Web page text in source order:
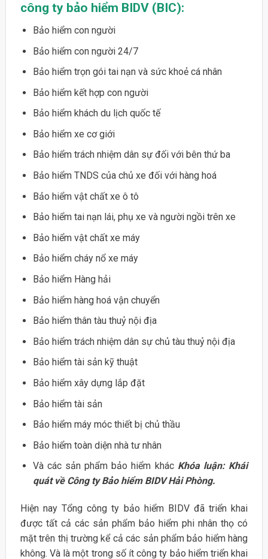
công ty bảo hiểm BIDV (BIC):
Bảo hiểm con người
Bảo hiểm con người 24/7
Bảo hiểm trọn gói tai nạn và sức khoẻ cá nhân
Bảo hiểm kết hợp con người
Bảo hiểm khách du lịch quốc tế
Bảo hiểm xe cơ giới
Bảo hiểm trách nhiệm dân sự đối với bên thứ ba
Bảo hiểm TNDS của chủ xe đối với hàng hoá
Bảo hiểm vật chất xe ô tô
Bảo hiểm tai nạn lái, phụ xe và người ngồi trên xe
Bảo hiểm vật chất xe máy
Bảo hiểm cháy nổ xe máy
Bảo hiểm Hàng hải
Bảo hiểm hàng hoá vận chuyển
Bảo hiểm thân tàu thuỷ nội địa
Bảo hiểm trách nhiệm dân sự chủ tàu thuỷ nội địa
Bảo hiểm tài sản kỹ thuật
Bảo hiểm xây dựng lắp đặt
Bảo hiểm tài sản
Bảo hiểm máy móc thiết bị chủ thầu
Bảo hiểm toàn diện nhà tư nhân
Và các sản phẩm bảo hiểm khác Khóa luận: Khái
quát về Công ty Bảo hiểm BIDV Hải Phòng.
Hiện nay Tổng công ty bảo hiểm BIDV đã triển khai
được tất cả các sản phẩm bảo hiểm phi nhân thọ có
mặt trên thị trường kể cả các sản phẩm bảo hiểm hàng
không. Và là một trong số ít công ty bảo hiểm triển khai